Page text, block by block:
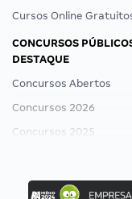
Cursos Online
CONCURSOS
DESTAQUE
Concursos Abertos
Concursos 2026
Concursos 2025
Concurso Ibama